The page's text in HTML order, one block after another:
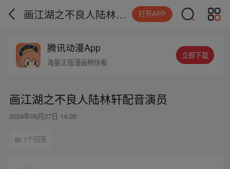
画江湖之不良人陆林轩配音演员 打开APP
腾讯动漫App
海量正版漫画畅快看
立即下载
画江湖之不良人陆林轩配音演员
2024年09月27日 14:26
1个回答